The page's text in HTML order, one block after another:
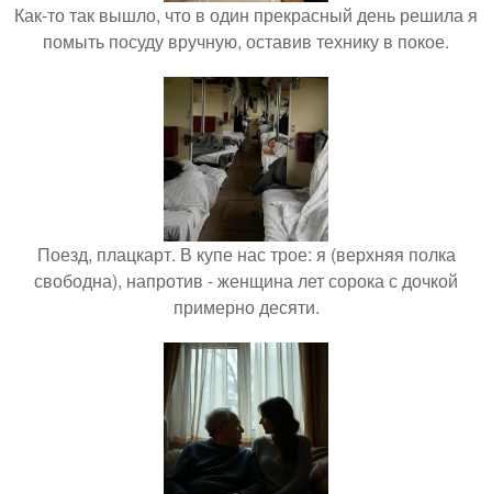
Как-то так вышло, что в один прекрасный день решила я
помыть посуду вручную, оставив технику в покое.
Поезд, плацкарт. В купе нас трое: я (верхняя полка
свободна), напротив - женщина лет сорока с дочкой
примерно десяти.